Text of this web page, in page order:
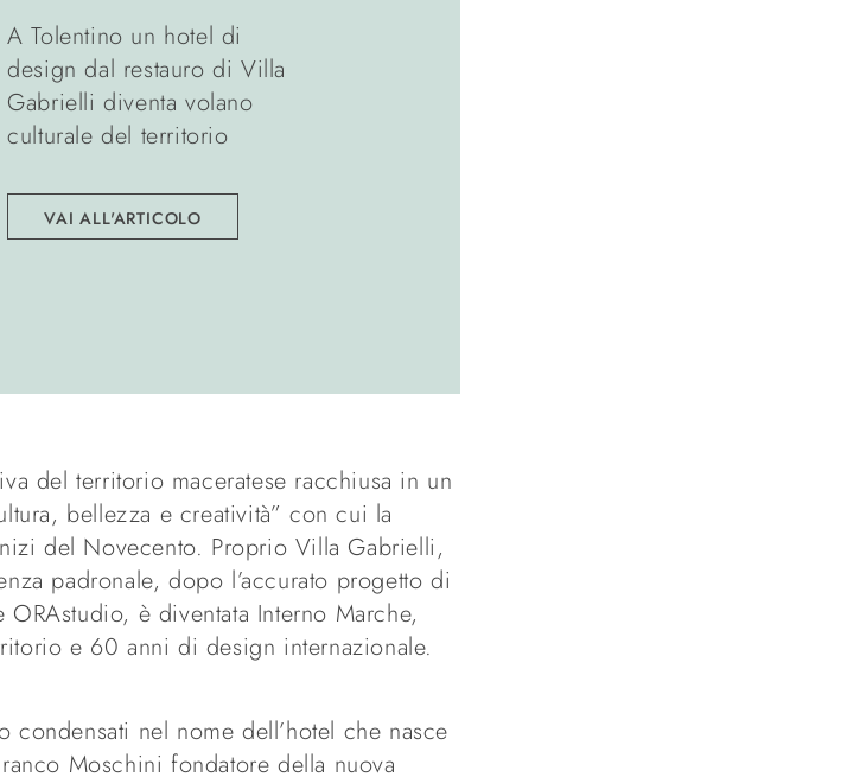
A Tolentino un hotel di
design dal restauro di Villa
Gabrielli diventa volano
culturale del territorio
VAI ALL'ARTICOLO
del territorio maceratese racchiusa in un
bellezza e creatività” con cui la
del Novecento. Proprio Villa Gabrielli,
padronale, dopo l’accurato progetto di
è diventata Interno Marche,
e 60 anni di design internazionale.
nel nome dell’hotel che nasce
Moschini fondatore della nuova